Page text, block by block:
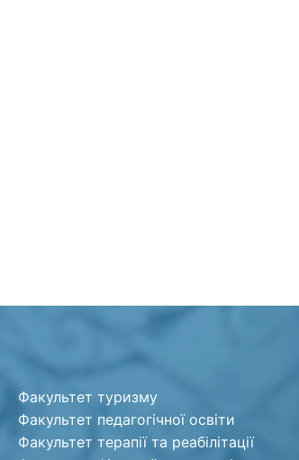
Факультет туризму
Факультет педагогічної освіти
Факультет терапії та реабілітації